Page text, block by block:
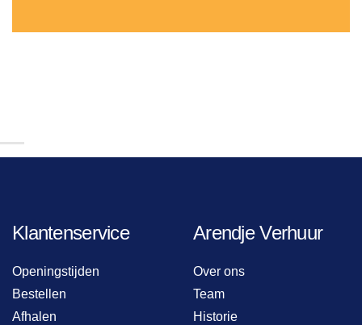
Klantenservice
Openingstijden
Bestellen
Afhalen
Arendje Verhuur
Over ons
Team
Historie